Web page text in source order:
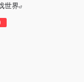
世界